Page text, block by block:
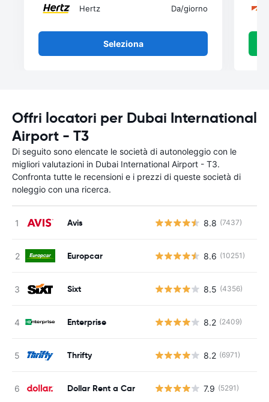
Hertz Da/giorno
Seleziona
Offri locatori per Dubai International
Airport - T3
Di seguito sono elencate le società di autonoleggio con le
migliori valutazioni in Dubai International Airport - T3.
Confronta tutte le recensioni e i prezzi di queste società di
noleggio con una ricerca.
Avis 8.8 (7437)
Europcar 8.6 (10251)
Sixt 8.5 (4356)
Enterprise 8.2 (2409)
Thrifty 8.2 (6971)
Dollar Rent a Car 7.9 (5291)